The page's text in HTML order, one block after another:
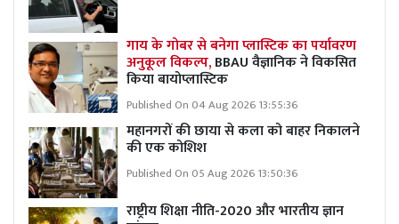
गाय के गोबर से बनेगा प्लास्टिक का पर्यावरण
अनुकूल विकल्प,BBAU वैज्ञानिक ने विकसित
किया बायोप्लास्टिक
Published On 04 Aug 2026 13:55:36
महानगरों की छाया से कला को बाहर निकालने
की एक कोशिश
Published On 05 Aug 2026 13:50:36
राष्ट्रीय शिक्षा नीति-2020 और भारतीय ज्ञान